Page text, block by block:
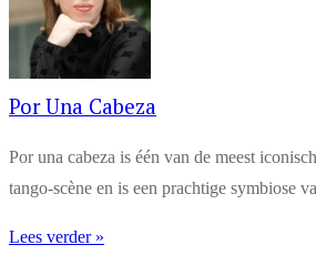
Por Una Cabeza
Por una cabeza is één van de meest
tango-scène en is een prachtige symbiose
Lees verder »